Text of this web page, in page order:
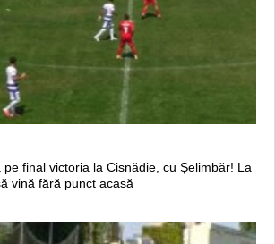
pe final victoria la Cisnădie, cu Șelimbăr! La
vină fără punct acasă